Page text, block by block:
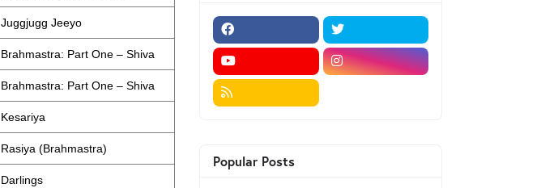
Juggjugg Jeeyo
Brahmastra: Part One – Shiva
Brahmastra: Part One – Shiva
Kesariya
Rasiya (Brahmastra)
Darlings
Popular Posts